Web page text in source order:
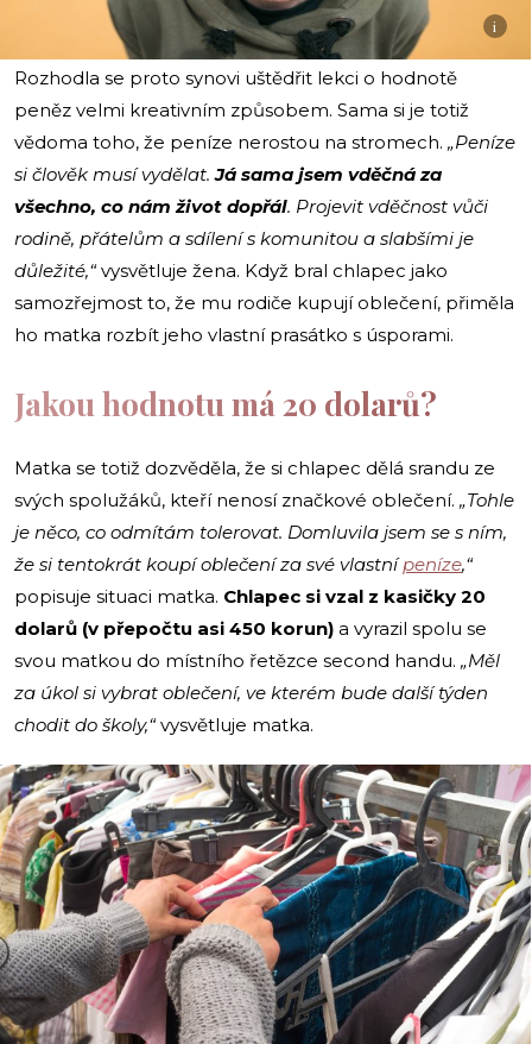
i
Rozhodla se proto synovi uštědřit lekci o hodnotě
peněz velmi kreativním způsobem. Sama si je totiž
vědoma toho, že peníze nerostou na stromech. „Peníze
si člověk musí vydělat.Já sama jsem vděčná za
všechno, co nám život dopřál. Projevit vděčnost vůči
rodině, přátelům a sdílení s komunitou a slabšími je
důležité,“vysvětluje žena. Když bral chlapec jako
samozřejmost to, že mu rodiče kupují oblečení, přiměla
ho matka rozbít jeho vlastní prasátko s úsporami.
Jakou hodnotu má 20 dolarů?
Matka se totiž dozvěděla, že si chlapec dělá srandu ze
svých spolužáků, kteří nenosí značkové oblečení. „Tohle
je něco, co odmítám tolerovat. Domluvila jsem se s ním,
že si tentokrát koupí oblečení za své vlastnípeníze,“
popisuje situaci matka. Chlapec si vzal z kasičky 20
dolarů (v přepočtu asi 450 korun) a vyrazil spolu se
svou matkou do místního řetězce second handu. „Měl
za úkol si vybrat oblečení, ve kterém bude další týden
chodit do školy,“vysvětluje matka.